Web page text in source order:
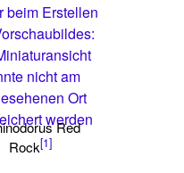
beim Erstellen
nicht am
Ort
werden
Red
Rock[1]